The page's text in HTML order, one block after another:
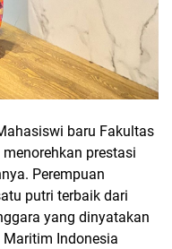
baru Fakultas
prestasi
Perempuan
putri terbaik dari
yang dinyatakan
Indonesia